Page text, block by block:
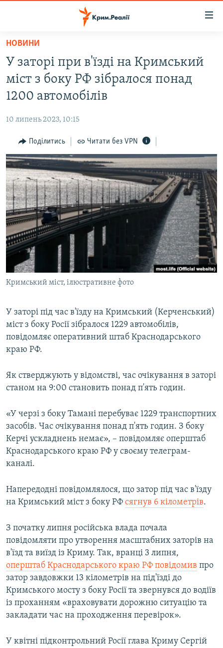
Перейти
основного
матеріалу
Перейти
до
основної
Перейти
до
пошуку
ВОДА.КРИМ
ВІДЕО ТА ФОТО
БЛОГИ
ПОГЛЯД
ІНТЕРВ'Ю
ВСЕ ЗА ДЕНЬ
СПЕЦПРОЕКТИ
ДЕПОРТАЦІЯ
ВІДЕОУРОКИ «ELIFBE»
СВІДЧЕННЯ ОКУПАЦІЇ
УКРАЇНСЬКА ПРОБЛЕМА КРИМУ
ІНФОГРАФІКА
ЯК ОБІЙТИ БЛОКУВАННЯ
Русский
Qırımtatar
ДОЛУЧАЙСЯ!
Усі сайти RFE/RL
НОВИНИ
У заторі при в'їзді на Кримський
міст з боку РФ зібралося понад
1200 автомобілів
10 липень 2023, 10:15
Поділитись Читати без VPN
Кримський міст, ілюстративне фото
У заторі під час в'їзду на Кримський (Керченський)
міст з боку Росії зібралося 1229 автомобілів,
повідомляє оперативний штаб Краснодарського
краю РФ.
Як стверджують у відомстві, час очікування в заторі
станом на 9:00 становить понад п'ять годин.
«У черзі з боку Тамані перебуває 1229 транспортних
засобів. Час очікування понад п'ять годин. З боку
Керчі ускладнень немає», – повідомляє оперштаб
Краснодарського краю РФ у своєму телеграм-
каналі.
Напередодні повідомлялося, що затор під час в'їзду
на Кримський міст з боку РФ сягнув 6 кілометрів.
З початку липня російська влада почала
повідомляти про утворення масштабних заторів на
в'їзд та виїзд із Криму. Так, вранці 3 липня,
оперштаб Краснодарського краю РФ повідомив про
затор завдовжки 13 кілометрів на під'їзді до
Кримського мосту з боку Росії та звернувся до водіїв
із проханням «враховувати дорожню ситуацію та
закладати час на проходження перевірок».
У квітні підконтрольний Росії глава Криму Сергій